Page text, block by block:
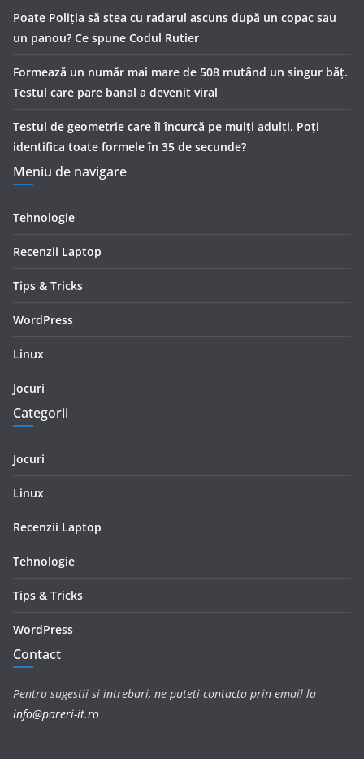
Poate Poliția să stea cu radarul ascuns după un copac sau
un panou? Ce spune Codul Rutier
Formează un număr mai mare de 508 mutând un singur băț.
Testul care pare banal a devenit viral
Testul de geometrie care îi încurcă pe mulți adulți. Poți
identifica toate formele în 35 de secunde?
Meniu de navigare
Tehnologie
Recenzii Laptop
Tips & Tricks
WordPress
Linux
Jocuri
Categorii
Jocuri
Linux
Recenzii Laptop
Tehnologie
Tips & Tricks
WordPress
Contact
Pentru sugestii si intrebari, ne puteti contacta prin email la
info@pareri-it.ro